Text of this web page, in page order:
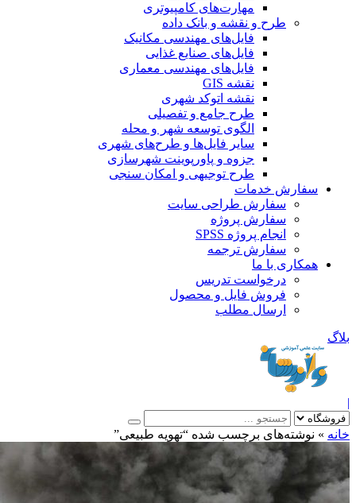
مهارت‌های کامپیوتری
طرح و نقشه و بانک داده
فایل‌های مهندسی مکانیک
فایل‌های صنایع غذایی
فایل‌های مهندسی معماری
نقشه GIS
نقشه اتوکد شهری
طرح جامع و تفصیلی
الگوی توسعه شهر و محله
سایر فایل‌ها و طرح‌های شهری
جزوه و پاورپوینت شهرسازی
طرح توجیهی و امکان سنجی
سفارش خدمات
سفارش طراحی سایت
سفارش پروژه
انجام پروژه SPSS
سفارش ترجمه
همکاری با ما
درخواست تدریس
فروش فایل و محصول
ارسال مطلب
»نوشته‌های برچسب شده “تهویه طبیعی”